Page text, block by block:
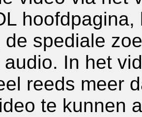
de spediale
In het
reeds meer
te kunnen